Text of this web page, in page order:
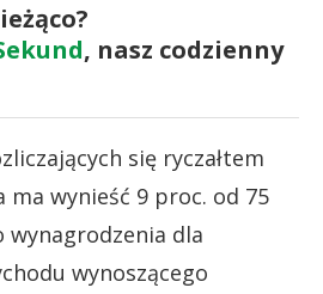
, nasz codzienny
się ryczałtem
ma wynieść 9 proc. od 75
dla
wynoszącego